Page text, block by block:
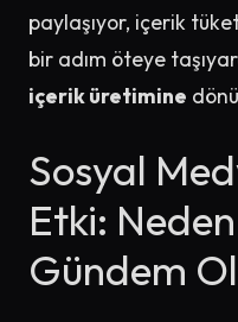
paylaşıyor, içerik
bir adım öteye
içerik üretimine
Sosyal
Etki:
Gündem